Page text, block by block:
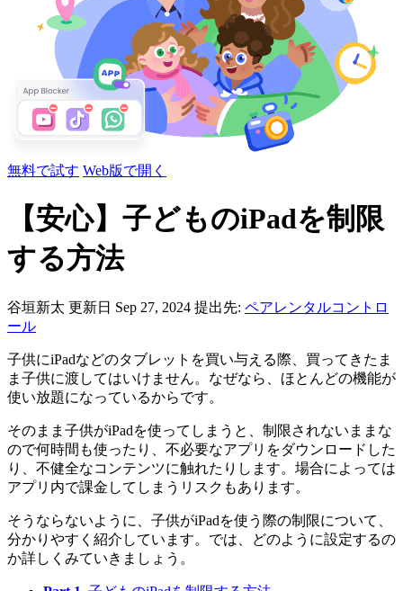
無料で試す Web版で開く
【安心】子どものiPadを制限
する方法
谷垣新太 更新日 Sep 27, 2024 提出先: ペアレンタルコントロ
ール
子供にiPadなどのタブレットを買い与える際、買ってきたま
ま子供に渡してはいけません。なぜなら、ほとんどの機能が
使い放題になっているからです。
そのまま子供がiPadを使ってしまうと、制限されないままな
ので何時間も使ったり、不必要なアプリをダウンロードした
り、不健全なコンテンツに触れたりします。場合によっては
アプリ内で課金してしまうリスクもあります。
そうならないように、子供がiPadを使う際の制限について、
分かりやすく紹介しています。では、どのように設定するの
か詳しくみていきましょう。